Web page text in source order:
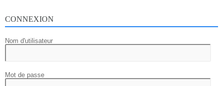
CONNEXION
Nom d'utilisateur
Mot de passe